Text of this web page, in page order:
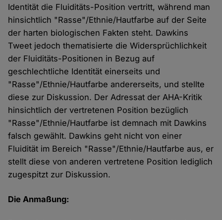
Identität die Fluiditäts-Position vertritt, während man
hinsichtlich "Rasse"/Ethnie/Hautfarbe auf der Seite
der harten biologischen Fakten steht. Dawkins
Tweet jedoch thematisierte die Widersprüchlichkeit
der Fluiditäts-Positionen in Bezug auf
geschlechtliche Identität einerseits und
"Rasse"/Ethnie/Hautfarbe andererseits, und stellte
diese zur Diskussion. Der Adressat der AHA-Kritik
hinsichtlich der vertretenen Position bezüglich
"Rasse"/Ethnie/Hautfarbe ist demnach mit Dawkins
falsch gewählt. Dawkins geht nicht von einer
Fluidität im Bereich "Rasse"/Ethnie/Hautfarbe aus, er
stellt diese von anderen vertretene Position lediglich
zugespitzt zur Diskussion.
Die Anmaßung: